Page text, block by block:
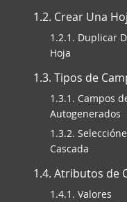
1.2. Crear Una
1.2.1. Duplicar
Hoja
1.3. Tipos de
1.3.1. Campos
Autogenerados
1.3.2.
Cascada
1.4. Atributos de
1.4.1. Valores